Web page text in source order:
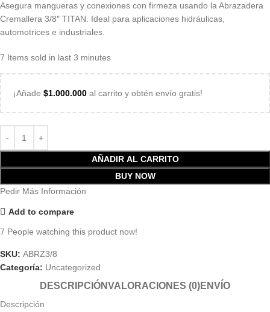
Asegura mangueras y conexiones con firmeza usando la Abrazadera
Cremallera 3/8″ TITAN. Ideal para aplicaciones hidráulicas,
automotrices e industriales.
7 Items sold in last 3 minutes
¡Añade $1.000.000 al carrito y obtén envío gratis!
AÑADIR AL CARRITO
BUY NOW
Pedir Más Información
Add to compare
7 People watching this product now!
SKU: ABRZ3/8
Categoría: Uncategorized
DESCRIPCIÓNVALORACIONES (0)ENVÍO
Descripción